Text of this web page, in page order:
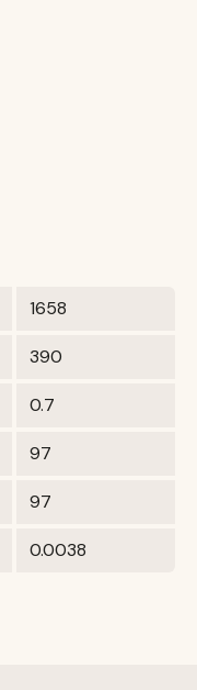
1658
390
0.7
97
97
0.0038